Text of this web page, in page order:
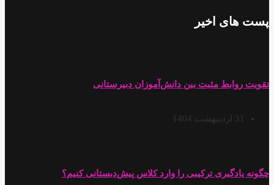
پست های اخیر
تقویت روابط مثبت بین دانش‌آموزان دبیرستانی
31 اردیبهشت 1404
چگونه یادگیری ترکیبی را وارد کلاس پیش‌دبستانی کنیم؟